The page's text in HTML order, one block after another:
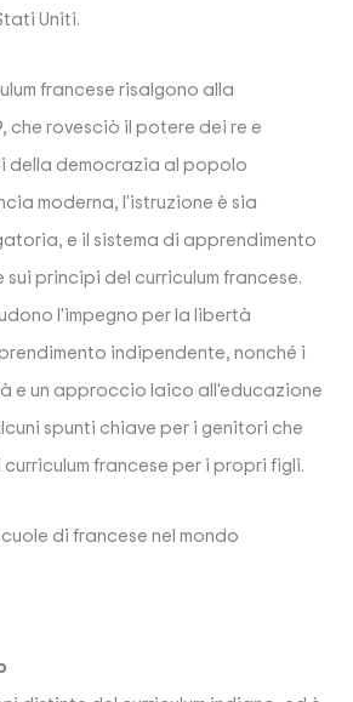
Uniti.
francese risalgono alla
che rovesciò il potere dei re e
della democrazia al popolo
moderna, l'istruzione è sia
e il sistema di apprendimento
sui principi del curriculum francese.
l'impegno per la libertà
indipendente, nonché i
e un approccio laico all'educazione
spunti chiave per i genitori che
francese per i propri figli.
di francese nel mondo